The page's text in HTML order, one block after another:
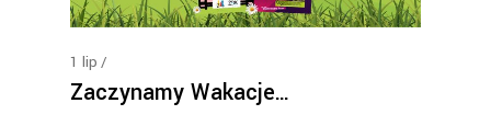
1 lip
Zaczynamy Wakacje…